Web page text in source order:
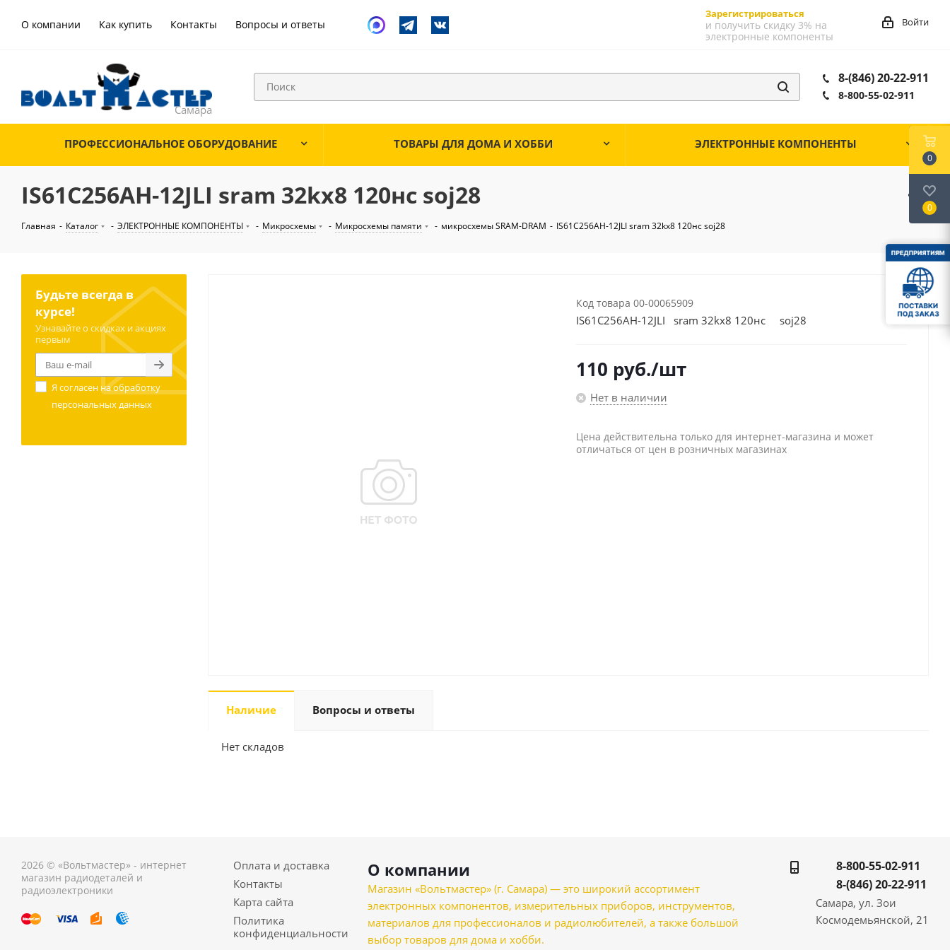
О компании Как купить Контакты Вопросы и ответы
Зарегистрироваться
и получить скидку 3% на
электронные компоненты
Войти
8-(846) 20-22-911
8-800-55-02-911
ПРОФЕССИОНАЛЬНОЕ ОБОРУДОВАНИЕ ТОВАРЫ ДЛЯ ДОМА И ХОББИ ЭЛЕКТРОННЫЕ КОМПОНЕНТЫ
IS61C256AH-12JLI sram 32kх8 120нс soj28
Главная - Каталог - ЭЛЕКТРОННЫЕ КОМПОНЕНТЫ - Микросхемы - Микросхемы памяти - микросхемы SRAM-DRAM - IS61C256AH-12JLI sram 32kх8 120нс soj28
Код товара 00-00065909
IS61C256AH-12JLI sram 32kх8 120нс soj28
110 руб./шт
Нет в наличии
Цена действительна только для интернет-магазина и может
отличаться от цен в розничных магазинах
Наличие Вопросы и ответы
Нет складов
Будьте всегда в
курсе!
Узнавайте о скидках и акциях
первым
Я согласен наобработку
персональных данных
2026 © «Вольтмастер» - интернет
магазин радиодеталей и
радиоэлектроники
Оплата и доставка
Контакты
Карта сайта
Политика
конфиденциальности
О компании
Магазин «Вольтмастер» (г. Самара) — это широкий ассортимент
электронных компонентов, измерительных приборов, инструментов,
материалов для профессионалов и радиолюбителей, а также большой
выбор товаров для дома и хобби.
8-800-55-02-911
8-(846) 20-22-911
Самара, ул. Зои
Космодемьянской, 21
0
0